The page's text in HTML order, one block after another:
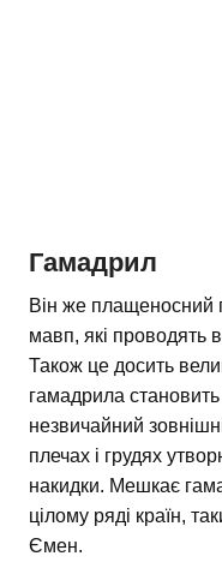
Гамадрил
Він же плащеносний
мавп, які проводять
Також це досить
гамадрила
незвичайний
плечах і грудях
накидки. Мешкає
цілому ряді країн,
Ємен.